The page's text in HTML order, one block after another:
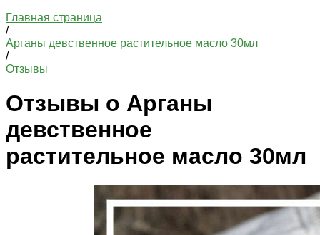
Главная страница
/
Арганы девственное растительное масло 30мл
/
Отзывы
Отзывы о Арганы
девственное
растительное масло 30мл